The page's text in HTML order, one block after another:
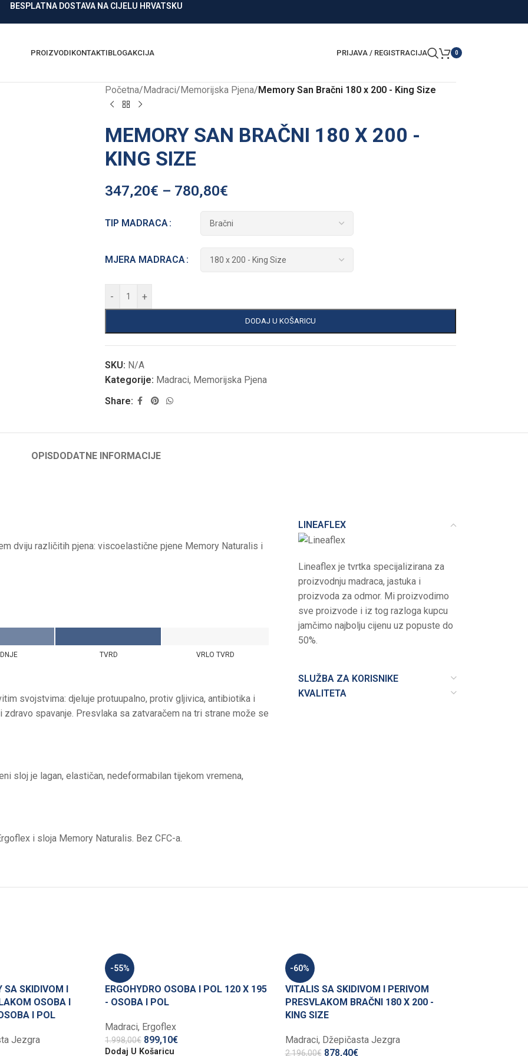
BESPLATNA DOSTAVA NA CIJELU HRVATSKU
PROIZVODIKONTAKTIBLOGAKCIJA PRIJAVA / REGISTRACIJA 0
Početna/Madraci/Memorijska Pjena/Memory San Bračni 180 x 200 - King Size
MEMORY SAN BRAČNI 180 X 200 -
KING SIZE
347,20€ – 780,80€
TIP MADRACA
MJERA MADRACA
- +
DODAJ U KOŠARICU
SKU: N/A
Kategorije: Madraci, Memorijska Pjena
Share:
OPISDODATNE INFORMACIJE
dviju različitih pjena: viscoelastične pjene Memory Naturalis i
TVRD VRLO TVRD
svojstvima: djeluje protuupalno, protiv gljivica, antibiotika i
spavanje. Presvlaka sa zatvaračem na tri strane može se
sloj je lagan, elastičan, nedeformabilan tijekom vremena,
i sloja Memory Naturalis. Bez CFC-a.
LINEAFLEX
Lineaflex je tvrtka specijalizirana za
proizvodnju madraca, jastuka i
proizvoda za odmor. Mi proizvodimo
sve proizvode i iz tog razloga kupcu
jamčimo najbolju cijenu uz popuste do
50%.
SLUŽBA ZA KORISNIKE
KVALITETA
SA SKIDIVOM I
OSOBA I
I POL
Jezgra
-55%
ERGOHYDRO OSOBA I POL 120 X 195
- OSOBA I POL
Madraci, Ergoflex
1.998,00€ 899,10€
Dodaj U Košaricu
-60%
VITALIS SA SKIDIVOM I PERIVOM
PRESVLAKOM BRAČNI 180 X 200 -
KING SIZE
Madraci, Džepičasta Jezgra
2.196,00€ 878,40€